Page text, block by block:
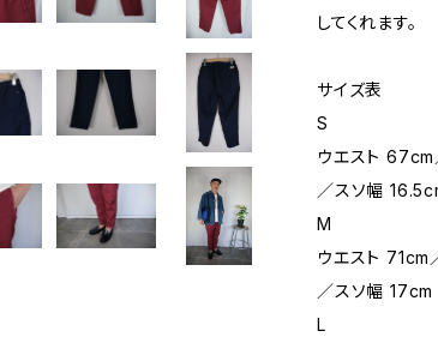
してくれます。
サイズ表
S
ウエスト
／スソ幅
M
ウエスト
／スソ幅 17cm
L